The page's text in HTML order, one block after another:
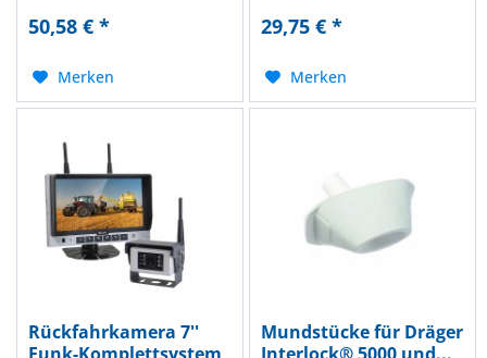
Alkoholtester und der
Handteil sind zwei
unterschiedliche
Halterungen zur
50,58 € *
Merken
Alkoholtester und der
Handteil sind zwei
unterschiedliche
Halterungen zur
29,75 € *
Merken
Rückfahrkamera 7''
Mundstücke für Dräger